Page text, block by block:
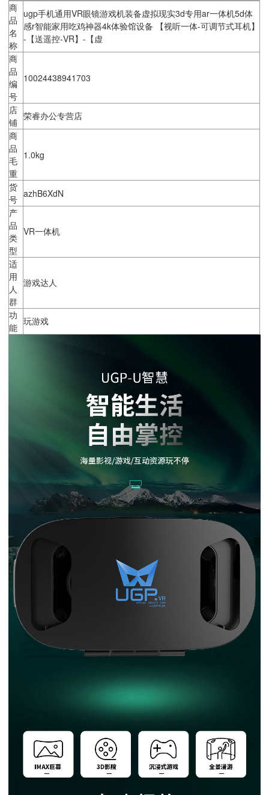
商
品
名
称
ugp手机通用VR眼镜游戏机装备虚拟现实3d专用ar一体机5d体
感r智能家用吃鸡神器4k体验馆设备 【视听一体-可调节式耳机】
-【送遥控-VR】-【虚
商
品
编
号
10024438941703
店
铺
荣睿办公专营店
商
品
毛
重
1.0kg
货
号 azhB6XdN
产
品
类
型
VR一体机
适
用
人
群
游戏达人
功
能
玩游戏